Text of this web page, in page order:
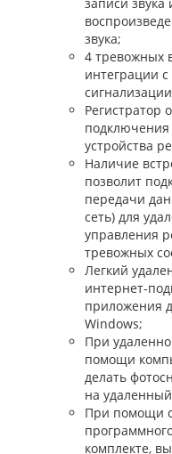
звука;
4 тревожных
интеграции
Регистратор
устройства
Наличие
позволит
передачи
сеть) для
управления
тревожных
Легкий
интернет-
приложения
Windows;
При
помощи
делать
на
При помощи
комплекте,